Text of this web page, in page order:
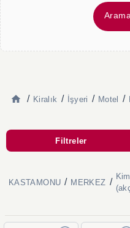
/ Kiralık / İşyeri / Motel /
Filtreler
KASTAMONU / MERKEZ /